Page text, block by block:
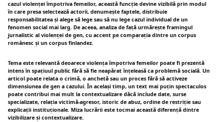
cazul violenței împotriva femeilor, această funcție devine vizibilă prin modul
în care presa selectează actorii, denumește faptele, distribuie
responsabilitatea și alege să lege sau să nu lege cazul individual de un
fenomen social mai larg. De aceea, analiza de față urmărește framingul
jurnalistic al violenței de gen, cu accent pe comparația dintre un corpus
românesc și un corpus finlandez.
Tema este relevantă deoarece violența împotriva femeilor poate fi prezentă
intens în spațiuul public fără să fie neapărat înțeleasă ca problemă socială. Un
articol poate relata o crimă, o anchetă sau un proces fără să activeze
dimensiunea de gen a cazului. În același timp, un text mai puțin spectaculos
poate contribui mai mult la contextualizare dăcă include date, surse
specializate, relația victimă-agresor, istoric de abuz, ordine de restriție sau
explicații instituționale. Miza lucrării este tocmai această diferență dintre
vizibilizare și contextualizare.